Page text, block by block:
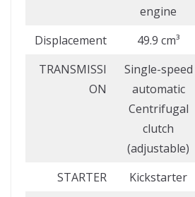
engine
Displacement 49.9 cm³
TRANSMISSI
ON
Single-speed
automatic
Centrifugal
clutch
(adjustable)
STARTER Kickstarter